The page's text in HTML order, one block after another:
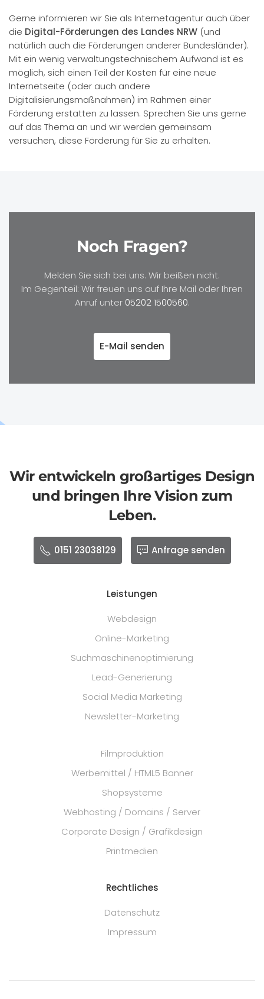
Gerne informieren wir Sie als Internetagentur auch über
die Digital-Förderungen des Landes NRW (und
natürlich auch die Förderungen anderer Bundesländer).
Mit ein wenig verwaltungstechnischem Aufwand ist es
möglich, sich einen Teil der Kosten für eine neue
Internetseite (oder auch andere
Digitalisierungsmaßnahmen) im Rahmen einer
Förderung erstatten zu lassen. Sprechen Sie uns gerne
auf das Thema an und wir werden gemeinsam
versuchen, diese Förderung für Sie zu erhalten.
Noch Fragen?
Melden Sie sich bei uns. Wir beißen nicht.
Im Gegenteil: Wir freuen uns auf Ihre Mail oder Ihren
Anruf unter 05202 1500560.
E-Mail senden
Wir entwickeln großartiges Design
und bringen Ihre Vision zum
Leben.
0151 23038129 Anfrage senden
Leistungen
Webdesign
Online-Marketing
Suchmaschinenoptimierung
Lead-Generierung
Social Media Marketing
Newsletter-Marketing
Filmproduktion
Werbemittel / HTML5 Banner
Shopsysteme
Webhosting / Domains / Server
Corporate Design / Grafikdesign
Printmedien
Rechtliches
Datenschutz
Impressum